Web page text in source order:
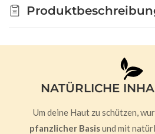
für
für
NATÜRLICHE
Um deine Haut zu schützen,
pfanzlicher Basisund mit